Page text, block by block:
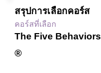
สรุปการเลือกคอร์ส
คอร์สที่เลือก
The Five Behaviors
®